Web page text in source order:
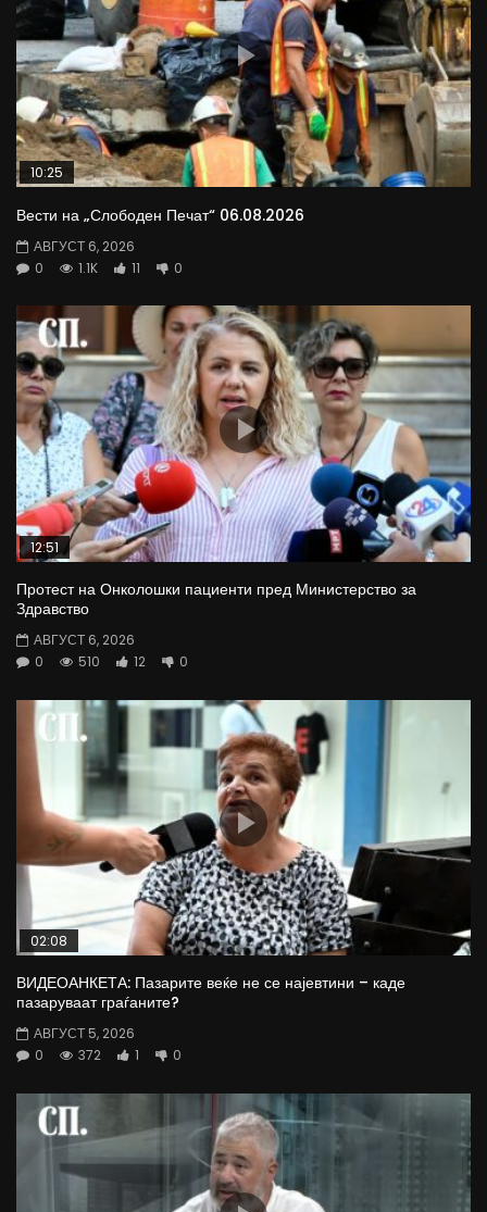
10:25
Вести на „Слободен Печат“ 06.08.2026
АВГУСТ 6, 2026
0
1.1K 11 0
12:51
Протест на Онколошки пациенти пред Министерство за
Здравство
АВГУСТ 6, 2026
0
510 12 0
02:08
ВИДЕОАНКЕТА: Пазарите веќе не се најевтини – каде
пазаруваат граѓаните?
АВГУСТ 5, 2026
0
372 1 0